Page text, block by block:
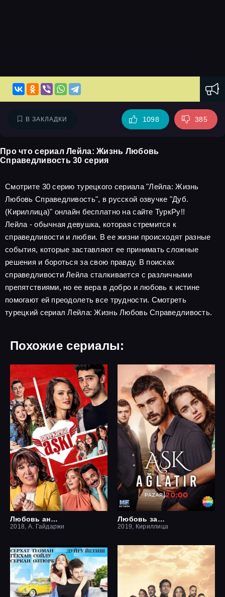
В ЗАКЛАДКИ 1098 385
Про что сериал Лейла: Жизнь Любовь
Справедливость 30 серия
Смотрите 30 серию турецкого сериала "Лейла: Жизнь
Любовь Справедливость", в русской озвучке "Дуб.
(Кириллица)" онлайн бесплатно на сайте ТуркРу!!
Лейла - обычная девушка, которая стремится к
справедливости и любви. В ее жизни происходят разные
события, которые заставляют ее принимать сложные
решения и бороться за свою правду. В поисках
справедливости Лейла сталкивается с различными
препятствиями, но ее вера в добро и любовь к истине
помогают ей преодолеть все трудности. Смотреть
турецкий сериал Лейла: Жизнь Любовь Справедливость.
Похожие сериалы:
Любовь ангелов
2018, А. Гайдаржи
Любовь заставит плакать
2019, Кириллица